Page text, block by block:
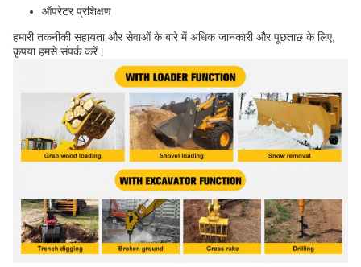
ऑपरेटर प्रशिक्षण
हमारी तकनीकी सहायता और सेवाओं के बारे में अधिक जानकारी और पूछताछ के लिए,
कृपया हमसे संपर्क करें।